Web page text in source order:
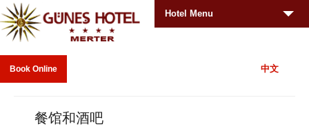
Hotel Menu
Book Online 中文
餐馆和酒吧